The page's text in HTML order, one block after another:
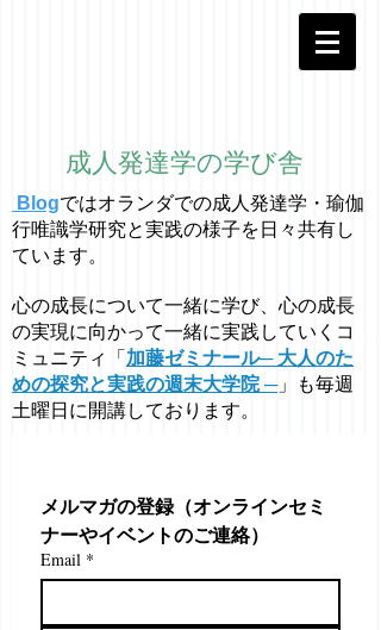
成人発達学の学び舎
Blogではオラ ンダでの成人発達学・ 瑜伽
行唯識学研究と実践の様子を日々共有し
ています。
心の成長について一緒に学び、心の成長
の実現に向かって一緒に実践していくコ
ミュニティ「 加藤ゼミナール─ 大人のた
めの探究と実践の週末大学院 ─」も毎週
土曜日に開講しております。
メルマガの登録（オンラインセミ
ナーやイベントのご連絡）
Email *